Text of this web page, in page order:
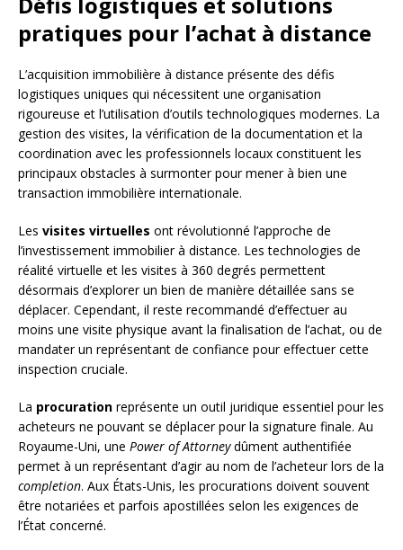
pratiques pour l’achat à distance
L’acquisition immobilière à distance présente des défis
logistiques uniques qui nécessitent une organisation
rigoureuse et l’utilisation d’outils technologiques modernes. La
gestion des visites, la vérification de la documentation et la
coordination avec les professionnels locaux constituent les
principaux obstacles à surmonter pour mener à bien une
transaction immobilière internationale.
Les visites virtuelles ont révolutionné l’approche de
l’investissement immobilier à distance. Les technologies de
réalité virtuelle et les visites à 360 degrés permettent
désormais d’explorer un bien de manière détaillée sans se
déplacer. Cependant, il reste recommandé d’effectuer au
moins une visite physique avant la finalisation de l’achat, ou de
mandater un représentant de confiance pour effectuer cette
inspection cruciale.
La procuration représente un outil juridique essentiel pour les
acheteurs ne pouvant se déplacer pour la signature finale. Au
Royaume-Uni, une Power of Attorneydûment authentifiée
permet à un représentant d’agir au nom de l’acheteur lors de la
completion. Aux États-Unis, les procurations doivent souvent
être notariées et parfois apostillées selon les exigences de
l’État concerné.